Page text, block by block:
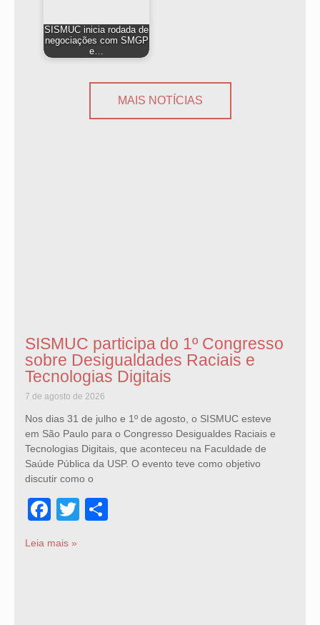
SISMUC inicia rodada de
negociações com SMGP
e…
MAIS NOTÍCIAS
SISMUC participa do 1º Congresso
sobre Desigualdades Raciais e
Tecnologias Digitais
7 de agosto de 2026
Nos dias 31 de julho e 1º de agosto, o SISMUC esteve
em São Paulo para o Congresso Desigualdes Raciais e
Tecnologias Digitais, que aconteceu na Faculdade de
Saúde Pública da USP. O evento teve como objetivo
discutir como o
Facebook
Twitter
Leia mais »